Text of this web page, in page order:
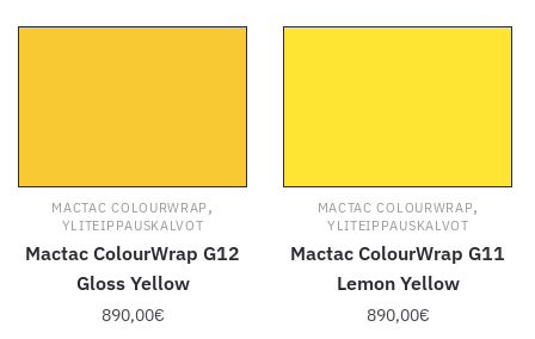
tuotteen
sivulla.
tuotteen
sivulla.
MACTAC COLOURWRAP ,
YLITEIPPAUSKALVOT
Mactac ColourWrap G12
Gloss Yellow
890,00€
MACTAC COLOURWRAP,
YLITEIPPAUSKALVOT
Mactac ColourWrap G11
Lemon Yellow
890,00€